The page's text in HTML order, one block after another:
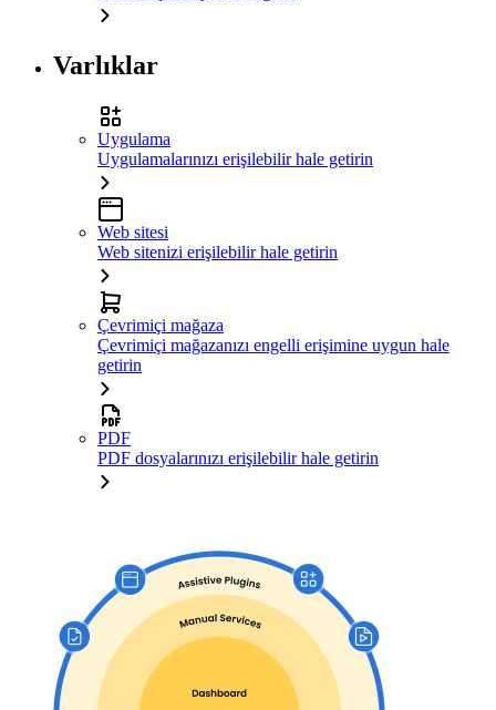
Varlıklar
Uygulama
Uygulamalarınızı erişilebilir hale getirin
Web sitesi
Web sitenizi erişilebilir hale getirin
Çevrimiçi mağaza
Çevrimiçi mağazanızı engelli erişimine uygun hale
getirin
PDF
PDF dosyalarınızı erişilebilir hale getirin